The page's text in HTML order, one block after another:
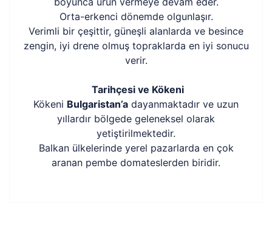
Orta-erkenci dönemde olgunlaşır.
Verimli bir çeşittir, güneşli alanlarda ve besince
zengin, iyi drene olmuş topraklarda en iyi sonucu
verir.
Tarihçesi ve Kökeni
Kökeni Bulgaristan’a dayanmaktadır ve uzun
yıllardır bölgede geleneksel olarak
yetiştirilmektedir.
Balkan ülkelerinde yerel pazarlarda en çok
aranan pembe domateslerden biridir.